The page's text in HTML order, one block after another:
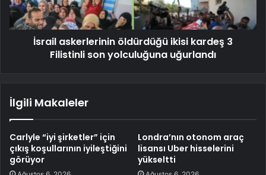
İsrail askerlerinin öldürdüğü ikisi kardeş 3
Filistinli son yolculuğuna uğurlandı
İlgili Makaleler
Carlyle “iyi şirketler” için
çıkış koşullarının iyileştiğini
görüyor
Londra’nın otonom araç
lisansı Uber hisselerini
yükseltti